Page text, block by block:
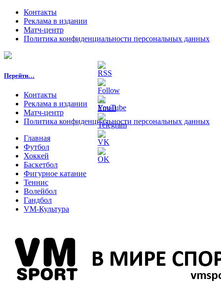
Контакты
Реклама в издании
Матч-центр
Политика конфиденциальности персональных данных
Перейти…
Контакты
Реклама в издании
Матч-центр
Политика конфиденциальности персональных данных
Главная
Футбол
Хоккей
Баскетбол
Фигурное катание
Теннис
Волейбол
Гандбол
VM-Культура